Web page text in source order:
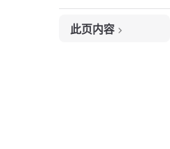
此页内容